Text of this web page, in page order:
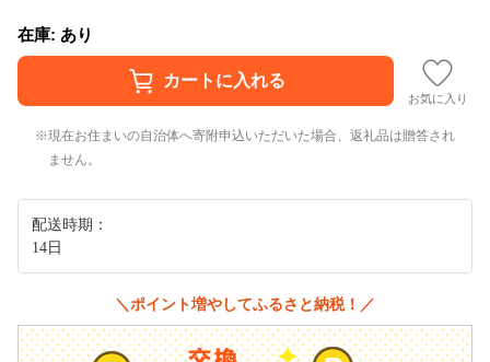
在庫: あり
お気に入り
現在お住まいの自治体へ寄附申込いただいた場合、返礼品は贈答され
ません。
配送時期：
14日
＼ポイント増やしてふるさと納税！／